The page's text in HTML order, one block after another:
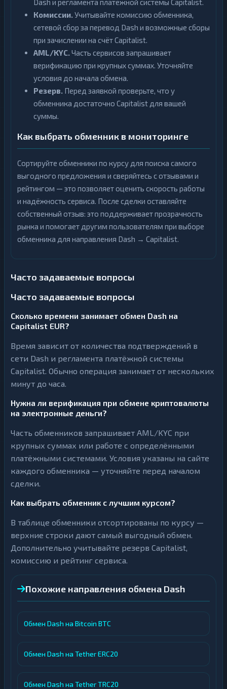
Dash и регламента платёжной системы Capitalist.
Комиссии.Учитывайте комиссию обменника,
сетевой сбор за перевод Dash и возможные сборы
при зачислении на счёт Capitalist.
AML/KYC.Часть сервисов запрашивает
верификацию при крупных суммах. Уточняйте
условия до начала обмена.
Резерв. Перед заявкой проверьте, что у
обменника достаточно Capitalist для вашей
суммы.
Как выбрать обменник в мониторинге
Сортируйте обменники по курсу для поиска самого
выгодного предложения и сверяйтесь с отзывами и
рейтингом — это позволяет оценить скорость работы
и надёжность сервиса. После сделки оставляйте
собственный отзыв: это поддерживает прозрачность
рынка и помогает другим пользователям при выборе
обменника для направления Dash → Capitalist.
Часто задаваемые вопросы
Часто задаваемые вопросы
Сколько времени занимает обмен Dash на
Capitalist EUR?
Время зависит от количества подтверждений в
сети Dash и регламента платёжной системы
Capitalist. Обычно операция занимает от нескольких
минут до часа.
Нужна ли верификация при обмене криптовалюты
на электронные деньги?
Часть обменников запрашивает AML/KYC при
крупных суммах или работе с определёнными
платёжными системами. Условия указаны на сайте
каждого обменника — уточняйте перед началом
сделки.
Как выбрать обменник с лучшим курсом?
В таблице обменники отсортированы по курсу —
верхние строки дают самый выгодный обмен.
Дополнительно учитывайте резерв Capitalist,
комиссию и рейтинг сервиса.
Похожие направления обмена Dash
Обмен Dash на Bitcoin BTC
Обмен Dash на Tether ERC20
Обмен Dash на Tether TRC20